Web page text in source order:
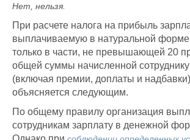
Нет, нельзя.
При расчете налога на прибыль
выплачиваемую в натуральной
только в части, не превышающей 20
общей суммы начисленной
(включая премии, доплаты и
объясняется следующим.
По общему правилу организация
сотрудникам зарплату в денежной